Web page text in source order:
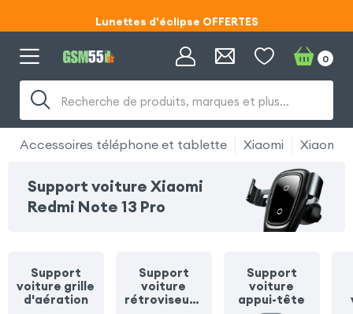
Lunettes d'éclipse OFFERTES
Code ECLIPSE55
Code ECLIPSE55
Recherche de produits, marques et plus…
0
Accessoires téléphone et tablette Xiaomi Xiaomi
Support voiture Xiaomi
Redmi Note 13 Pro
Support
voiture grille
d'aération
Support
voiture
rétroviseur /
Support
voiture
appui-tête